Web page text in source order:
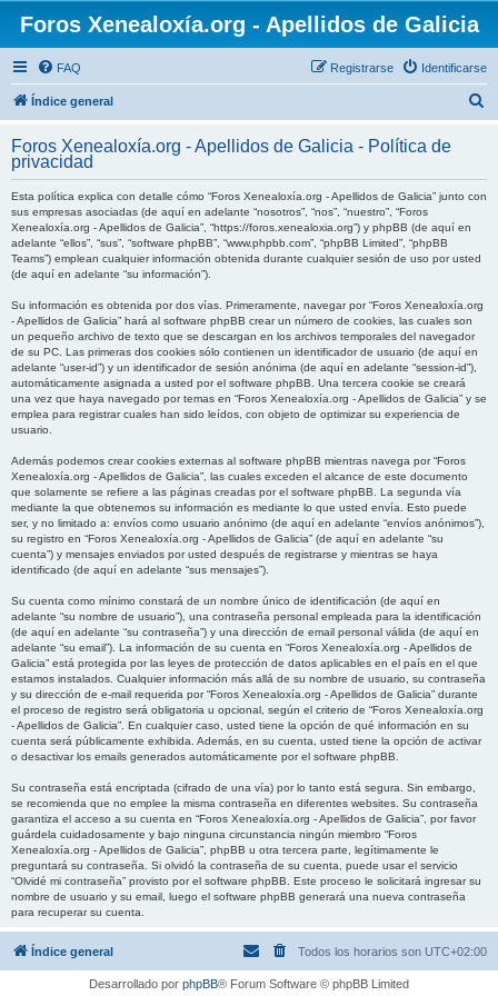
Foros Xenealoxía.org - Apellidos de Galicia
FAQ Identificarse
Registrarse
Índice general
c
Foros Xenealoxía.org - Apellidos de Galicia - Política de
privacidad
Esta política explica con detalle cómo “Foros Xenealoxía.org - Apellidos de Galicia” junto con
sus empresas asociadas (de aquí en adelante “nosotros”, “nos”, “nuestro”, “Foros
Xenealoxía.org - Apellidos de Galicia”, “https://foros.xenealoxia.org”) y phpBB (de aquí en
adelante “ellos”, “sus”, “software phpBB”, “www.phpbb.com”, “phpBB Limited”, “phpBB
Teams”) emplean cualquier información obtenida durante cualquier sesión de uso por usted
(de aquí en adelante “su información”).
Su información es obtenida por dos vías. Primeramente, navegar por “Foros Xenealoxía.org
- Apellidos de Galicia” hará al software phpBB crear un número de cookies, las cuales son
un pequeño archivo de texto que se descargan en los archivos temporales del navegador
de su PC. Las primeras dos cookies sólo contienen un identificador de usuario (de aquí en
adelante “user-id”) y un identificador de sesión anónima (de aquí en adelante “session-id”),
automáticamente asignada a usted por el software phpBB. Una tercera cookie se creará
una vez que haya navegado por temas en “Foros Xenealoxía.org - Apellidos de Galicia” y se
emplea para registrar cuales han sido leídos, con objeto de optimizar su experiencia de
usuario.
Además podemos crear cookies externas al software phpBB mientras navega por “Foros
Xenealoxía.org - Apellidos de Galicia”, las cuales exceden el alcance de este documento
que solamente se refiere a las páginas creadas por el software phpBB. La segunda vía
mediante la que obtenemos su información es mediante lo que usted envía. Esto puede
ser, y no limitado a: envíos como usuario anónimo (de aquí en adelante “envíos anónimos”),
su registro en “Foros Xenealoxía.org - Apellidos de Galicia” (de aquí en adelante “su
cuenta”) y mensajes enviados por usted después de registrarse y mientras se haya
identificado (de aquí en adelante “sus mensajes”).
Su cuenta como mínimo constará de un nombre único de identificación (de aquí en
adelante “su nombre de usuario”), una contraseña personal empleada para la identificación
(de aquí en adelante “su contraseña”) y una dirección de email personal válida (de aquí en
adelante “su email”). La información de su cuenta en “Foros Xenealoxía.org - Apellidos de
Galicia” está protegida por las leyes de protección de datos aplicables en el país en el que
estamos instalados. Cualquier información más allá de su nombre de usuario, su contraseña
y su dirección de e-mail requerida por “Foros Xenealoxía.org - Apellidos de Galicia” durante
el proceso de registro será obligatoria u opcional, según el criterio de “Foros Xenealoxía.org
- Apellidos de Galicia”. En cualquier caso, usted tiene la opción de qué información en su
cuenta será públicamente exhibida. Además, en su cuenta, usted tiene la opción de activar
o desactivar los emails generados automáticamente por el software phpBB.
Su contraseña está encriptada (cifrado de una vía) por lo tanto está segura. Sin embargo,
se recomienda que no emplee la misma contraseña en diferentes websites. Su contraseña
garantiza el acceso a su cuenta en “Foros Xenealoxía.org - Apellidos de Galicia”, por favor
guárdela cuidadosamente y bajo ninguna circunstancia ningún miembro “Foros
Xenealoxía.org - Apellidos de Galicia”, phpBB u otra tercera parte, legítimamente le
preguntará su contraseña. Si olvidó la contraseña de su cuenta, puede usar el servicio
“Olvidé mi contraseña” provisto por el software phpBB. Este proceso le solicitará ingresar su
nombre de usuario y su email, luego el software phpBB generará una nueva contraseña
para recuperar su cuenta.
Índice general Todos los horarios son UTC+02:00
Desarrollado por phpBB® Forum Software © phpBB Limited